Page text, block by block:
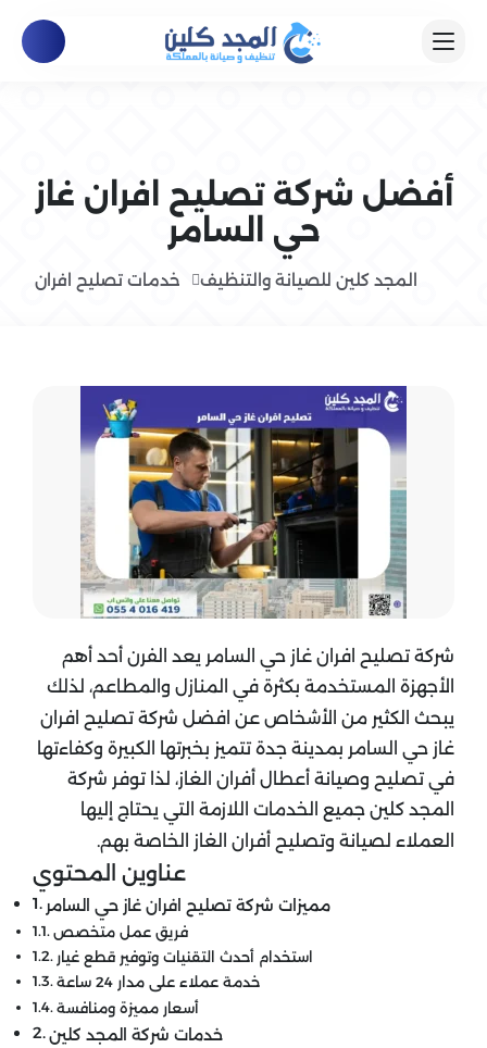
أفضل شركة تصليح افران غاز
حي السامر
المجد كلين للصيانة والتنظيف خدمات تصليح افران
شركة تصليح افران غاز حي السامر يعد الفرن أحد أهم
الأجهزة المستخدمة بكثرة في المنازل والمطاعم، لذلك
يبحث الكثير من الأشخاص عن افضل شركة تصليح افران
غاز حي السامر بمدينة جدة تتميز بخبرتها الكبيرة وكفاءتها
في تصليح وصيانة أعطال أفران الغاز، لذا توفر شركة
المجد كلين جميع الخدمات اللازمة التي يحتاج إليها
العملاء لصيانة وتصليح أفران الغاز الخاصة بهم.
عناوين المحتوي
مميزات شركة تصليح افران غاز حي السامر
فريق عمل متخصص
استخدام أحدث التقنيات وتوفير قطع غيار
خدمة عملاء على مدار 24 ساعة
أسعار مميزة ومنافسة
خدمات شركة المجد كلين